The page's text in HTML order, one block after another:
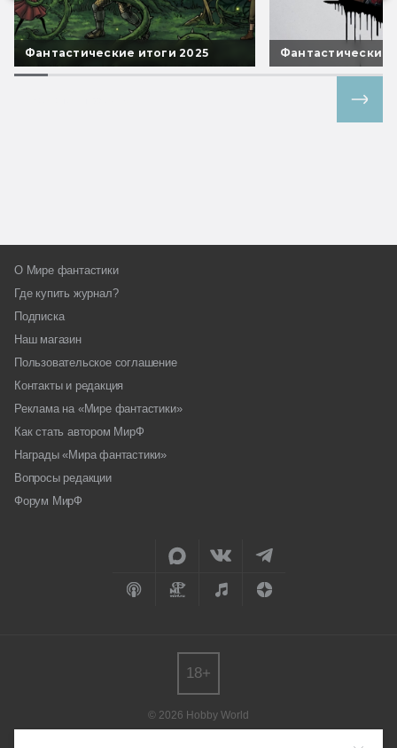
Фантастические итоги 2025 Фантастические
О Мире фантастики
Где купить журнал?
Подписка
Наш магазин
Пользовательское соглашение
Контакты и редакция
Реклама на «Мире фантастики»
Как стать автором МирФ
Награды «Мира фантастики»
Вопросы редакции
Форум МирФ
© 2026 Hobby World
18+